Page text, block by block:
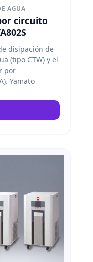
AGUA
circuito
disipación de
(tipo CTW) y el
por
Yamato